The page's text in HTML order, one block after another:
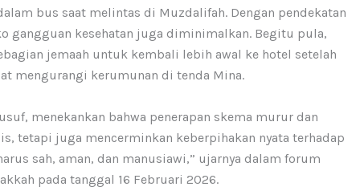
bus saat melintas di Muzdalifah. Dengan pendekatan
gangguan kesehatan juga diminimalkan. Begitu pula,
jemaah untuk kembali lebih awal ke hotel setelah
mengurangi kerumunan di tenda Mina.
menekankan bahwa penerapan skema murur dan
tetapi juga mencerminkan keberpihakan nyata terhadap
sah, aman, dan manusiawi,” ujarnya dalam forum
pada tanggal 16 Februari 2026.